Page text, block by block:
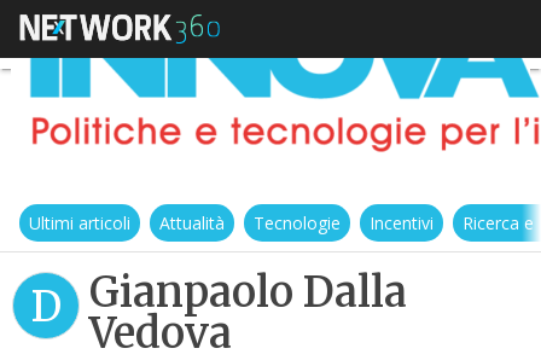
Ultimi articoli Attualità Tecnologie Incentivi Ricerca
D Gianpaolo Dalla
Vedova